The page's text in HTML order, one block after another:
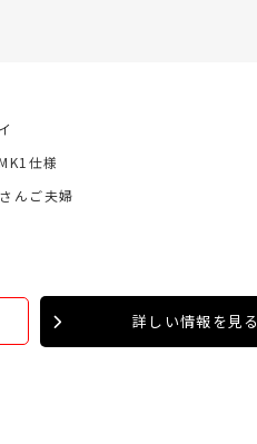
仕様
んご夫婦
詳しい情報を見る